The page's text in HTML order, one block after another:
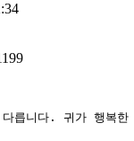
릅니다. 귀가 행복한